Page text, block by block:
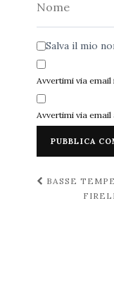
Salva il mio
Avvertimi via
Avvertimi via
BASSE